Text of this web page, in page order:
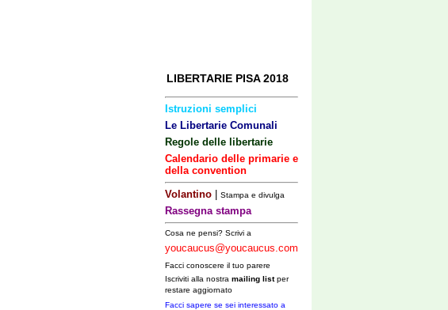
LIBERTARIE PISA 2018
Istruzioni semplici
Le Libertarie Comunali
Regole delle libertarie
Calendario delle primarie e
della convention
Volantino
Stampa e divulga
Rassegna stampa
Cosa ne pensi? Scrivi a
youcaucus@youcaucus.com
Facci conoscere il tuo parere
Iscriviti alla nostra mailing listper
restare aggiornato
Facci sapere se sei interessato a